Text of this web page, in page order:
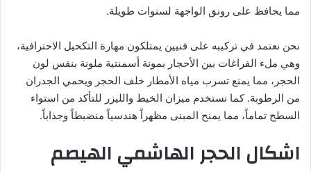
مما يحافظ على رونق الواجهة لسنوات طويلة.
نحن نعتمد في تركيبه على فنيين يمتلكون مهارة التكحيل الاحترافية،
وهي ملء الفراغات بين الأحجار بمونة أسمنتية ملونة بنفس لون
الحجر، مما يمنع تسرب مياه الأمطار خلف الحجر ويحمي الجدران
من الرطوبة. كما نستخدم ميزان الخيط والليزر للتأكد من استواء
السطح تماماً، مما يمنح المبنى مظهراً هندسياً منضبطاً وجذاباً.
اشكال الحجر الهاشمي الهيصم